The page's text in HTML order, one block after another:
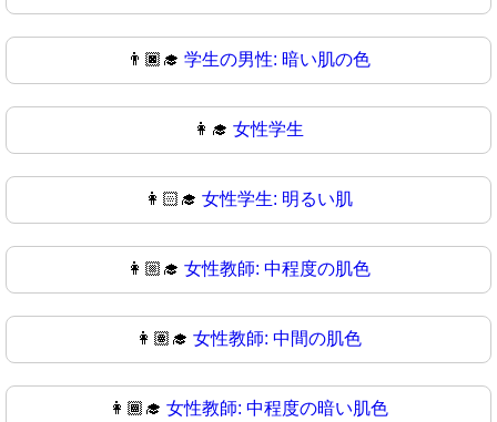
👨🏿‍🎓 学生の男性: 暗い肌の色
👩‍🎓 女性学生
👩🏻‍🎓 女性学生: 明るい肌
👩🏼‍🎓 女性教師: 中程度の肌色
👩🏽‍🎓 女性教師: 中間の肌色
👩🏾‍🎓 女性教師: 中程度の暗い肌色